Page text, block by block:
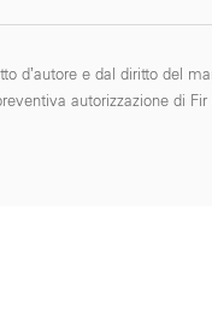
e dal diritto del
autorizzazione di Fir